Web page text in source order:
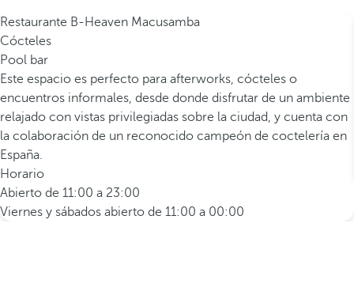
Restaurante B-Heaven Macusamba
Cócteles
Pool bar
Este espacio es perfecto para afterworks, cócteles o
encuentros informales, desde donde disfrutar de un ambiente
relajado con vistas privilegiadas sobre la ciudad, y cuenta con
la colaboración de un reconocido campeón de coctelería en
España.
Horario
Abierto de 11:00 a 23:00
Viernes y sábados abierto de 11:00 a 00:00